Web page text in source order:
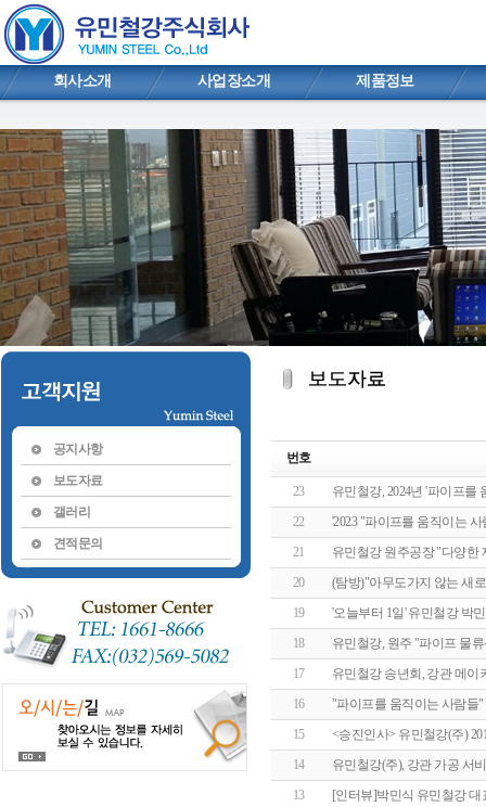
회사소개 사업장소개 제품정보
공지사항
보도자료
갤러리
견적문의
번호
23
유민철강, 2024년 '파이프
22
'2023 "파이프를 움직이는
21
유민철강 원주공장 "다양한
20
(탐방)"아무도가지 않는 새
19
'오늘부터 1일' 유민철강 박
18
유민철강, 원주 "파이프 물
17
유민철강 송년회, 강관 메이
16
"파이프를 움직이는 사람들"
15
<승진인사> 유민철강(주)
14
유민철강(주), 강관 가공 서
13
[인터뷰]박민식 유민철강